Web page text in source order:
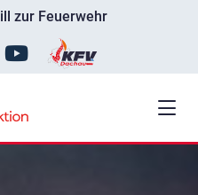
zur Feuerwehr